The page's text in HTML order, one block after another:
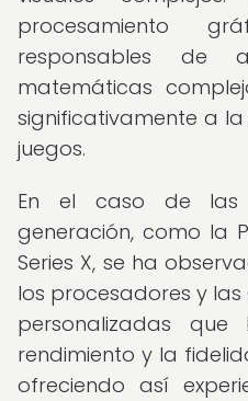
procesamiento
responsables de
matemáticas
significativamente a
juegos.
En el caso de las
generación, como la
Series X, se ha
los procesadores y las
personalizadas que
rendimiento y la
ofreciendo así